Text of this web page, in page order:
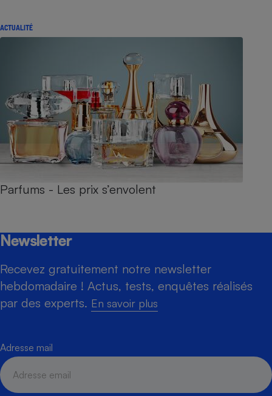
ACTUALITÉ
Parfums - Les prix s’envolent
Newsletter
Recevez gratuitement notre newsletter
hebdomadaire ! Actus, tests, enquêtes réalisés
par des experts. En savoir plus
Adresse mail